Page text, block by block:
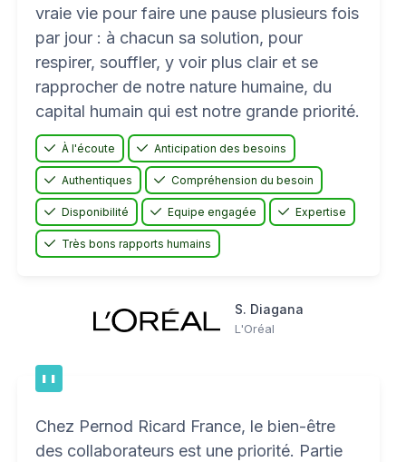
vraie vie pour faire une pause plusieurs fois
par jour : à chacun sa solution, pour
respirer, souffler, y voir plus clair et se
rapprocher de notre nature humaine, du
capital humain qui est notre grande priorité.
À l'écoute Anticipation des besoins
Authentiques Compréhension du besoin
Disponibilité Equipe engagée Expertise
Très bons rapports humains
S. Diagana
L'Oréal
Chez Pernod Ricard France, le bien-être
des collaborateurs est une priorité. Partie